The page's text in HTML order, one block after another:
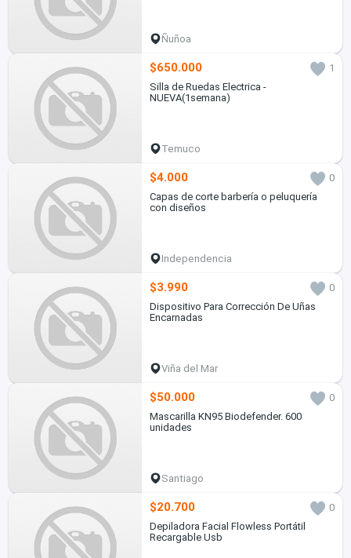
Ñuñoa
$650.000
1
Silla de Ruedas Electrica -
NUEVA(1semana)
Temuco
$4.000
0
Capas de corte barbería o peluquería
con diseños
Independencia
$3.990
0
Dispositivo Para Corrección De Uñas
Encarnadas
Viña del Mar
$50.000
0
Mascarilla KN95 Biodefender. 600
unidades
Santiago
$20.700
0
Depiladora Facial Flowless Portátil
Recargable Usb